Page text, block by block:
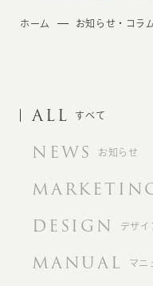
ホーム お知らせ・コラム
ALL すべて
NEWS お知らせ
DESIGN デザイ
MANUAL マニ